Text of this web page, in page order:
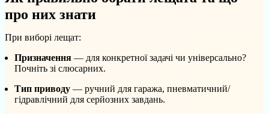
про них знати
При виборі лещат:
Призначення — для конкретної задачі чи універсально?
Почніть зі слюсарних.
Тип приводу — ручний для гаража, пневматичний/
гідравлічний для серйозних завдань.